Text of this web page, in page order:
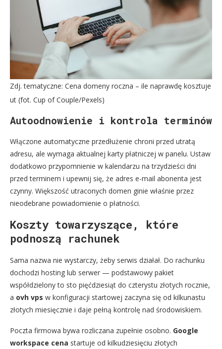
Zdj. tematyczne: Cena domeny roczna – ile naprawdę kosztuje
ut (fot. Cup of Couple/Pexels)
Autoodnowienie i kontrola terminów
Włączone automatyczne przedłużenie chroni przed utratą
adresu, ale wymaga aktualnej karty płatniczej w panelu. Ustaw
dodatkowo przypomnienie w kalendarzu na trzydzieści dni
przed terminem i upewnij się, że adres e-mail abonenta jest
czynny. Większość utraconych domen ginie właśnie przez
nieodebrane powiadomienie o płatności.
Koszty towarzyszące, które
podnoszą rachunek
Sama nazwa nie wystarczy, żeby serwis działał. Do rachunku
dochodzi hosting lub serwer — podstawowy pakiet
współdzielony to sto pięćdziesiąt do czterystu złotych rocznie,
a ovh vps w konfiguracji startowej zaczyna się od kilkunastu
złotych miesięcznie i daje pełną kontrolę nad środowiskiem.
Poczta firmowa bywa rozliczana zupełnie osobno. Google
workspace cena startuje od kilkudziesięciu złotych